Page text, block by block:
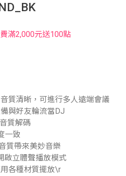
滿2,000元送100點
質清晰，可進行多人遠端會議
與好友輪流當DJ
質解碼
一致
質帶來美妙音樂
啟立體聲播放模式
各種材質擺放\r